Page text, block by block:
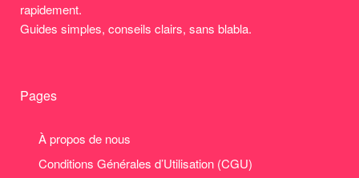
rapidement.
Guides simples, conseils clairs, sans blabla.
Pages
À propos de nous
Conditions Générales d’Utilisation (CGU)